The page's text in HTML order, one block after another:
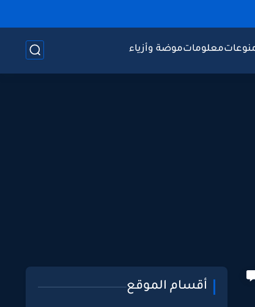
معلوماتموضة وأزياء
أقسام الموقع